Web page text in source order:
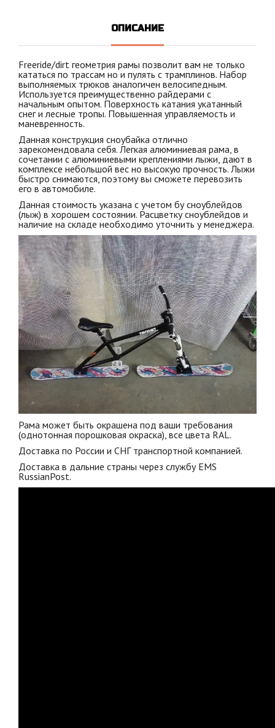
ОПИСАНИЕ
Freeride/dirt геометрия рамы позволит вам не только
кататься по трассам но и пулять с трамплинов. Набор
выполняемых трюков аналогичен велосипедным.
Используется преимущественно райдерами с
начальным опытом. Поверхность катания укатанный
снег и лесные тропы. Повышенная управляемость и
маневренность.
Данная конструкция сноубайка отлично
зарекомендовала себя. Легкая алюминиевая рама, в
сочетании с алюминиевыми креплениями лыжи, дают в
комплексе небольшой вес но высокую прочность. Лыжи
быстро снимаются, поэтому вы сможете перевозить
его в автомобиле.
Данная стоимость указана с учетом бу сноублейдов
(лыж) в хорошем состоянии. Расцветку сноублейдов и
наличие на складе необходимо уточнить у менеджера.
Рама может быть окрашена под ваши требования
(однотонная порошковая окраска), все цвета RAL.
Доставка по России и СНГ транспортной компанией.
Доставка в дальние страны через службу EMS
RussianPost.